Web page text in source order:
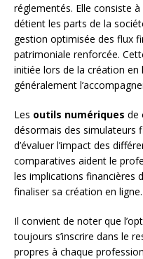
réglementés. Elle consiste
détient les parts de la
gestion optimisée des flux
patrimoniale renforcée.
initiée lors de la création en
généralement
Les outils numériques de
désormais des simulateurs
d’évaluer l’impact des
comparatives aident le
les implications financières
finaliser sa création en ligne.
Il convient de noter que
toujours s’inscrire dans le
propres à chaque